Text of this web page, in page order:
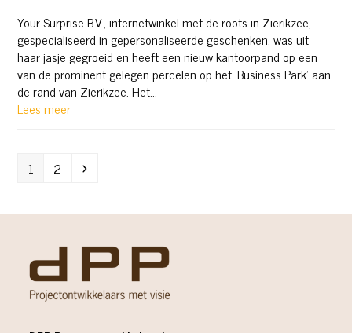
Your Surprise B.V., internetwinkel met de roots in Zierikzee,
gespecialiseerd in gepersonaliseerde geschenken, was uit
haar jasje gegroeid en heeft een nieuw kantoorpand op een
van de prominent gelegen percelen op het ‘Business Park’ aan
de rand van Zierikzee. Het…
Lees meer
Page
1 Page
2 Volgende